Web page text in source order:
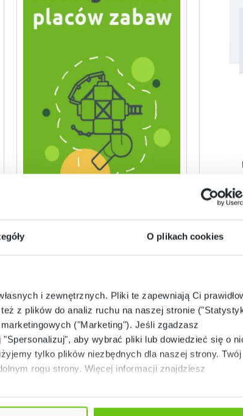
O plikach cookies
i zewnętrznych. Pliki te zapewniają Ci
z plików do analiz ruchu na naszej stronie
("Marketing"). Jeśli zgadzasz
aby wybrać pliki lub dowiedzieć się o
tylko plików niezbędnych dla naszej strony. Twój
rogu strony. Więcej informacji znajdziesz